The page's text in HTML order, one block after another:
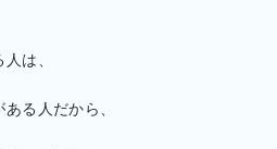
は、
る人だから、